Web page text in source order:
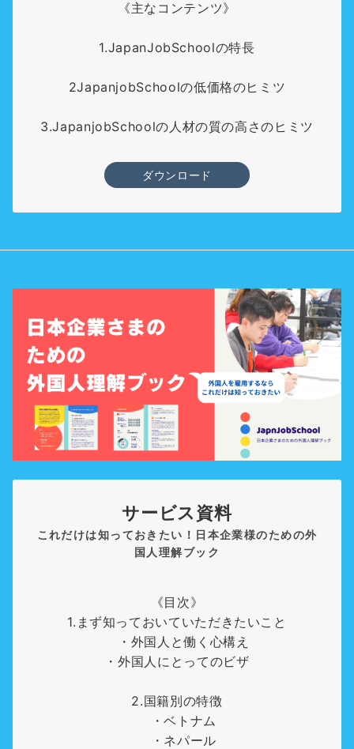
《主なコンテンツ》
1.JapanJobSchoolの特長
2JapanjobSchoolの低価格のヒミツ
3.JapanjobSchoolの人材の質の高さのヒミツ
ダウンロード
サービス資料
これだけは知っておきたい！日本企業様のための外
国人理解ブック
《目次》
1.まず知っておいていただきたいこと
・外国人と働く心構え
・外国人にとってのビザ
2.国籍別の特徴
・ベトナム
・ネパール